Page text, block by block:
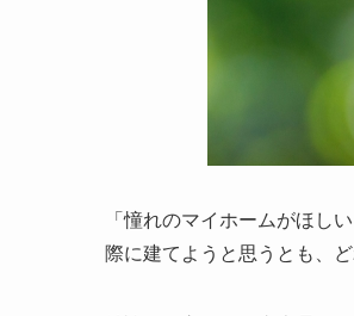
「憧れのマイホームがほし
際に建てようと思うとも、